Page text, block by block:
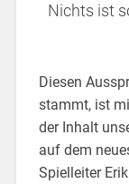
Nichts ist
Diesen
stammt, ist
der Inhalt
auf dem
Spielleiter